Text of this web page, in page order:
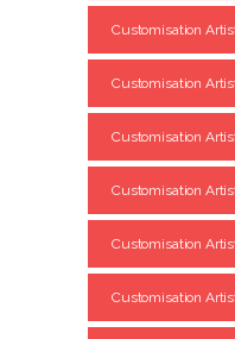
Customisation
Customisation
Customisation
Customisation
Customisation
Customisation